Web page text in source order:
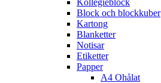
Kollegieblock
Block och blockkuber
Kartong
Blanketter
Notisar
Etiketter
Papper
A4 Ohålat